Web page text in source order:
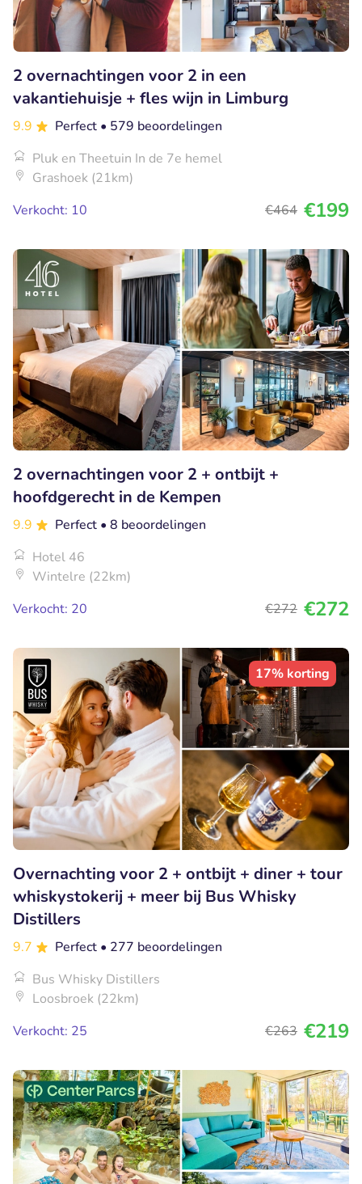
2 overnachtingen voor 2 in een
vakantiehuisje + fles wijn in Limburg
9.9 Perfect • 579 beoordelingen
Pluk en Theetuin In de 7e hemel
Grashoek (21km)
Verkocht: 10
€464 €199
2 overnachtingen voor 2 + ontbijt +
hoofdgerecht in de Kempen
9.9 Perfect • 8 beoordelingen
Hotel 46
Wintelre (22km)
Verkocht: 20
€272 €272
17% korting
Overnachting voor 2 + ontbijt + diner + tour
whiskystokerij + meer bij Bus Whisky
Distillers
9.7 Perfect • 277 beoordelingen
Bus Whisky Distillers
Loosbroek (22km)
Verkocht: 25
€263 €219